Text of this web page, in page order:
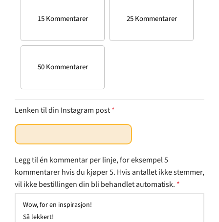
15 Kommentarer 25 Kommentarer
50 Kommentarer
Lenken til din Instagram post*
Legg til én kommentar per linje, for eksempel 5
kommentarer hvis du kjøper 5. Hvis antallet ikke stemmer,
vil ikke bestillingen din bli behandlet automatisk. *